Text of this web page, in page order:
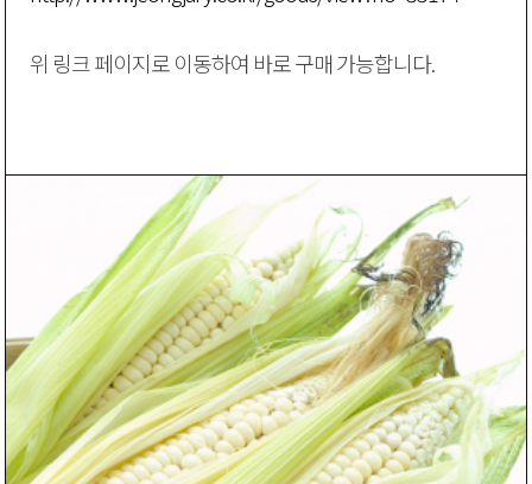
위 링크 페이지로 이동하여 바로 구매 가능합니다.